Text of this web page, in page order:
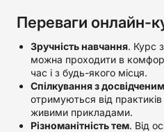
Переваги онлайн-
Зручність навчання. Курс
можна проходити в
час і з будь-якого місця.
Спілкування з
отримуються від
живими прикладами.
Різноманітність тем. Від